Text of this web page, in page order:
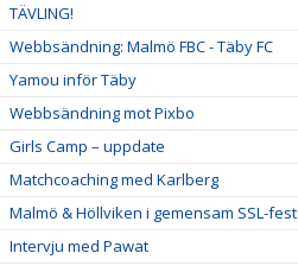
TÄVLING!
Webbsändning: Malmö FBC - Täby FC
Yamou inför Täby
Webbsändning mot Pixbo
Girls Camp – uppdate
Matchcoaching med Karlberg
Malmö & Höllviken i gemensam SSL-fest
Intervju med Pawat